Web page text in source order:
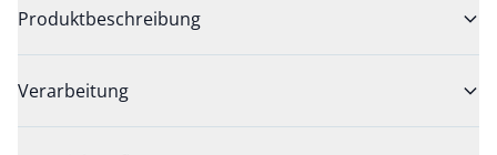
Produktbeschreibung
Verarbeitung